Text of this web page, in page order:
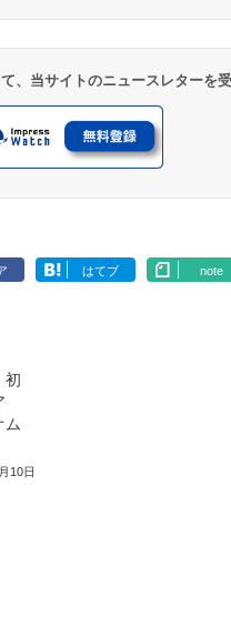
、当サイトのニュースレターを
はてブ note
初
ム
10日